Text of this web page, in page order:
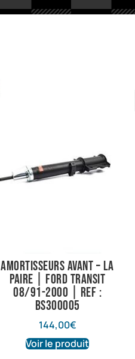
Amortisseurs avant – La
paire | Ford Transit
08/91-2000 | Ref :
BS300005
144,00€
Voir le produit